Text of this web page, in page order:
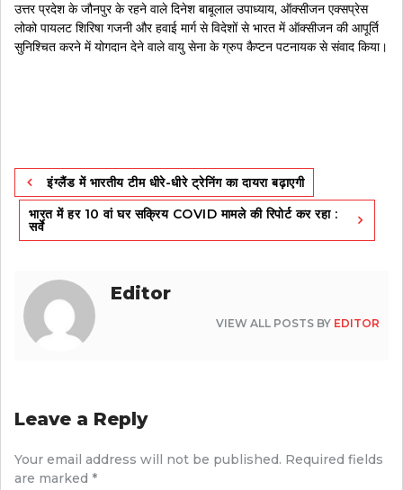
उत्तर प्रदेश के जौनपुर के रहने वाले दिनेश बाबूलाल उपाध्याय, ऑक्सीजन एक्सप्रेस
लोको पायलट शिरिषा गजनी और हवाई मार्ग से विदेशों से भारत में ऑक्सीजन की आपूर्ति
सुनिश्चित करने में योगदान देने वाले वायु सेना के ग्रुप कैप्टन पटनायक से संवाद किया।
Post
navigation
इंग्लैंड में भारतीय टीम धीरे-धीरे ट्रेनिंग का दायरा बढ़ाएगी
भारत में हर 10 वां घर सक्रिय COVID मामले की रिपोर्ट कर रहा :
सर्वे
Editor
VIEW ALL POSTS BY EDITOR
Leave a Reply
Your email address will not be published. Required fields
are marked *